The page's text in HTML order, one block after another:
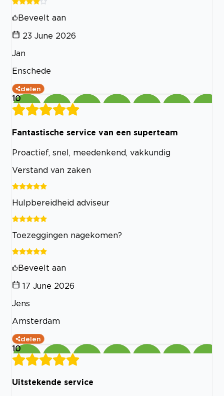
Beveelt aan
23 June 2026
Jan
Enschede
delen
10
Fantastische service van een superteam
Proactief, snel, meedenkend, vakkundig
Verstand van zaken
Hulpbereidheid adviseur
Toezeggingen nagekomen?
Beveelt aan
17 June 2026
Jens
Amsterdam
delen
10
Uitstekende service